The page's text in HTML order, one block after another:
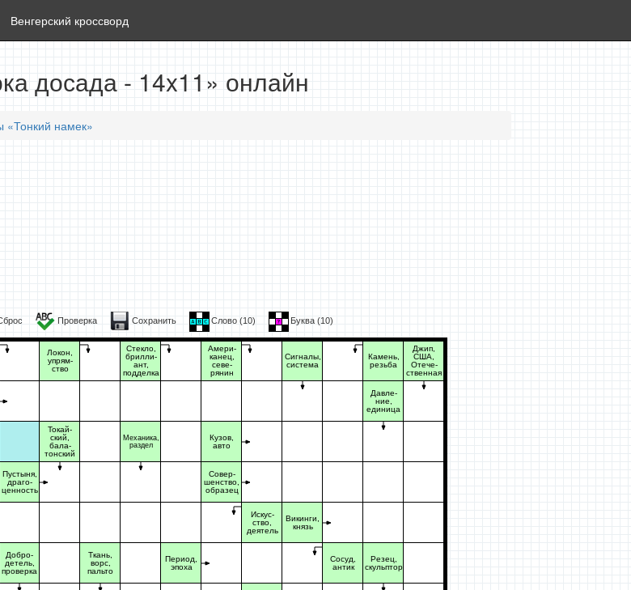
Венгерский кроссворд
досада - 14x11» онлайн
«Тонкий намек»
Проверка Сохранить Слово (10) Буква (10)
Пустыня,
драго-
ценность
Добро-
детель,
проверка
Локон,
упрям-
ство
Токай-
ский,
бала-
тонский
Ткань,
ворс,
пальто
Стекло,
брилли-
ант,
подделка
Механика,
раздел
Период,
эпоха
Амери-
канец,
севе-
рянин
Кузов,
авто
Совер-
шенство,
образец
Искус-
ство,
деятель
Сигналы,
система
Викинги,
князь
Сосуд,
антик
Камень,
резьба
Давле-
ние,
единица
Резец,
скульптор
Джип,
США,
Отече-
ственная